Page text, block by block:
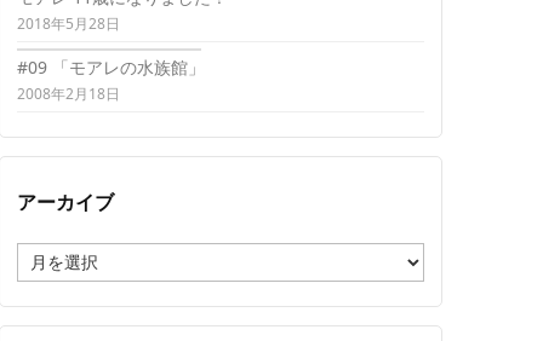
2018年5月28日
#09 「モアレの水族館」
2008年2月18日
アーカイブ
ー
カ
イ